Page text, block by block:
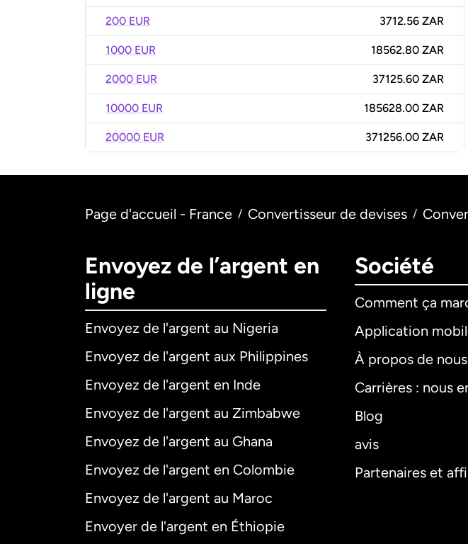
200 EUR 3712.56 ZAR
1000 EUR 18562.80 ZAR
2000 EUR 37125.60 ZAR
10000 EUR 185628.00 ZAR
20000 EUR 371256.00 ZAR
Page d'accueil - France / Convertisseur de devises /
Envoyez de l’argent en
ligne
Envoyez de l'argent au Nigeria
Envoyez de l'argent aux Philippines
Envoyez de l'argent en Inde
Envoyez de l'argent au Zimbabwe
Envoyez de l'argent au Ghana
Envoyez de l'argent en Colombie
Envoyez de l'argent au Maroc
Envoyer de l'argent en Éthiopie
Société
Comment ça
Application
À propos de nous
Carrières : nous
Blog
avis
Partenaires et